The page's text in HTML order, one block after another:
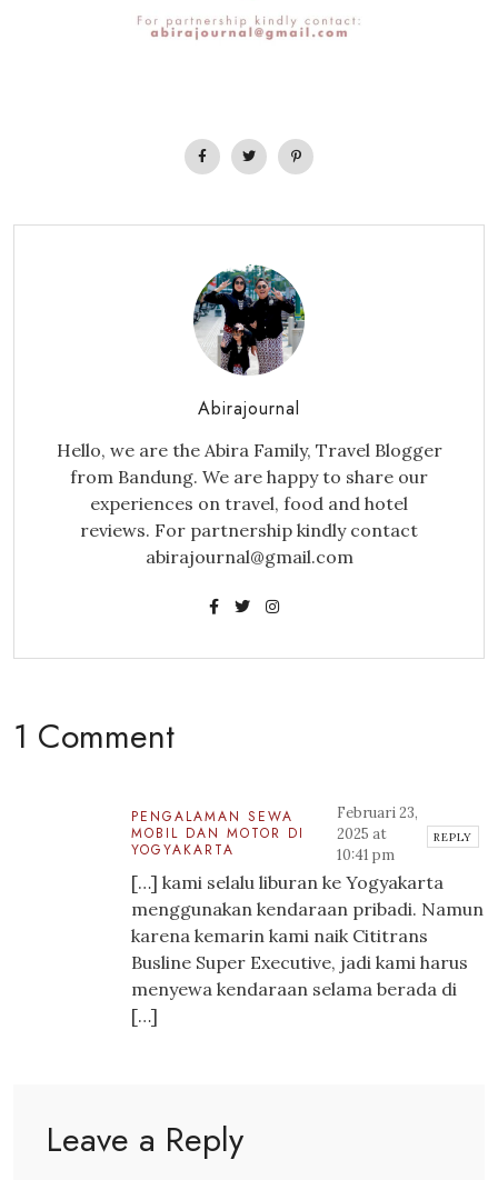
Abirajournal
Hello, we are the Abira Family, Travel Blogger
from Bandung. We are happy to share our
experiences on travel, food and hotel
reviews. For partnership kindly contact
abirajournal@gmail.com
1 Comment
PENGALAMAN SEWA
MOBIL DAN MOTOR DI
YOGYAKARTA
Februari 23,
2025 at
10:41 pm
REPLY
[…] kami selalu liburan ke Yogyakarta
menggunakan kendaraan pribadi. Namun
karena kemarin kami naik Cititrans
Busline Super Executive, jadi kami harus
menyewa kendaraan selama berada di
[…]
Leave a Reply